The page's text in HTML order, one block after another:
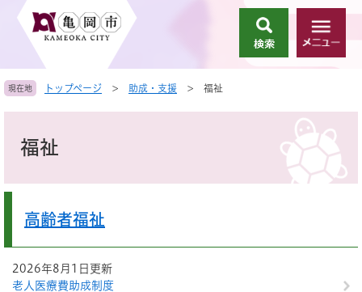
頭
で
飛
ば
へ
索
メ
ニ
現在地 トップページ > 助成・支援 > 福祉
福祉
高齢者福祉
2026年8月1日更新
老人医療費助成制度